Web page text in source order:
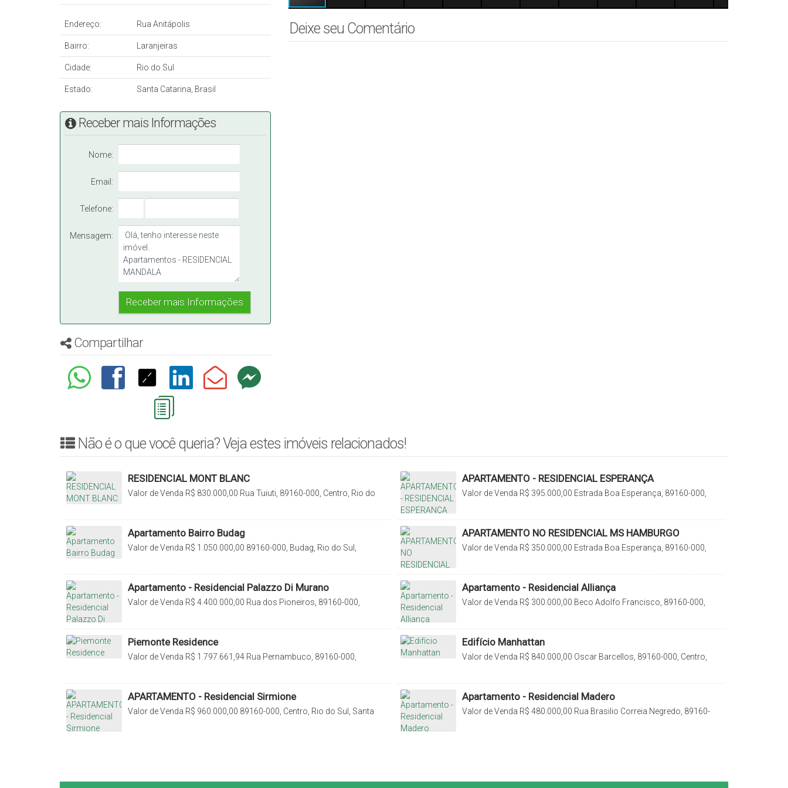
Endereço: Rua Anitápolis
Bairro: Laranjeiras
Cidade: Rio do Sul
Estado: Santa Catarina, Brasil
Receber mais Informações
Nome:
Email:
Telefone:
Mensagem:
Compartilhar
Deixe seu Comentário
Não é o que você queria? Veja estes imóveis relacionados!
RESIDENCIAL MONT BLANC
R$ 830.000,00
Valor de Venda
Rua Tuiuti, 89160-000, Centro, Rio do
APARTAMENTO - RESIDENCIAL ESPERANÇA
R$ 395.000,00
Valor de Venda
Estrada Boa Esperança, 89160-000,
Apartamento Bairro Budag
R$ 1.050.000,00
Valor de Venda
89160-000, Budag, Rio do Sul,
APARTAMENTO NO RESIDENCIAL MS HAMBURGO
R$ 350.000,00
Valor de Venda
Estrada Boa Esperança, 89160-000,
Apartamento - Residencial Palazzo Di Murano
R$ 4.400.000,00
Valor de Venda
Rua dos Pioneiros, 89160-000,
Apartamento - Residencial Alliança
R$ 300.000,00
Valor de Venda
Beco Adolfo Francisco, 89160-000,
Piemonte Residence
R$ 1.797.661,94
Valor de Venda
Rua Pernambuco, 89160-000,
Edifício Manhattan
R$ 840.000,00
Valor de Venda
Oscar Barcellos, 89160-000, Centro,
APARTAMENTO - Residencial Sirmione
R$ 960.000,00
Valor de Venda
89160-000, Centro, Rio do Sul, Santa
Apartamento - Residencial Madero
R$ 480.000,00
Valor de Venda
Rua Brasilio Correia Negredo, 89160-